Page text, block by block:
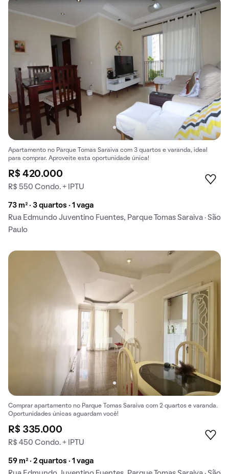
Apartamento no Parque Tomas Saraiva com 3 quartos e varanda, ideal
para comprar. Aproveite esta oportunidade única!
R$ 420.000
R$ 550 Condo. + IPTU
73 m² · 3 quartos · 1 vaga
Rua Edmundo Juventino Fuentes, Parque Tomas Saraiva · São
Paulo
Comprar apartamento no Parque Tomas Saraiva com 2 quartos e varanda.
Oportunidades únicas aguardam você!
R$ 335.000
R$ 450 Condo. + IPTU
59 m² · 2 quartos · 1 vaga